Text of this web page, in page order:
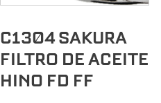
C1304 SAKURA
FILTRO DE ACEITE
HINO FD FF